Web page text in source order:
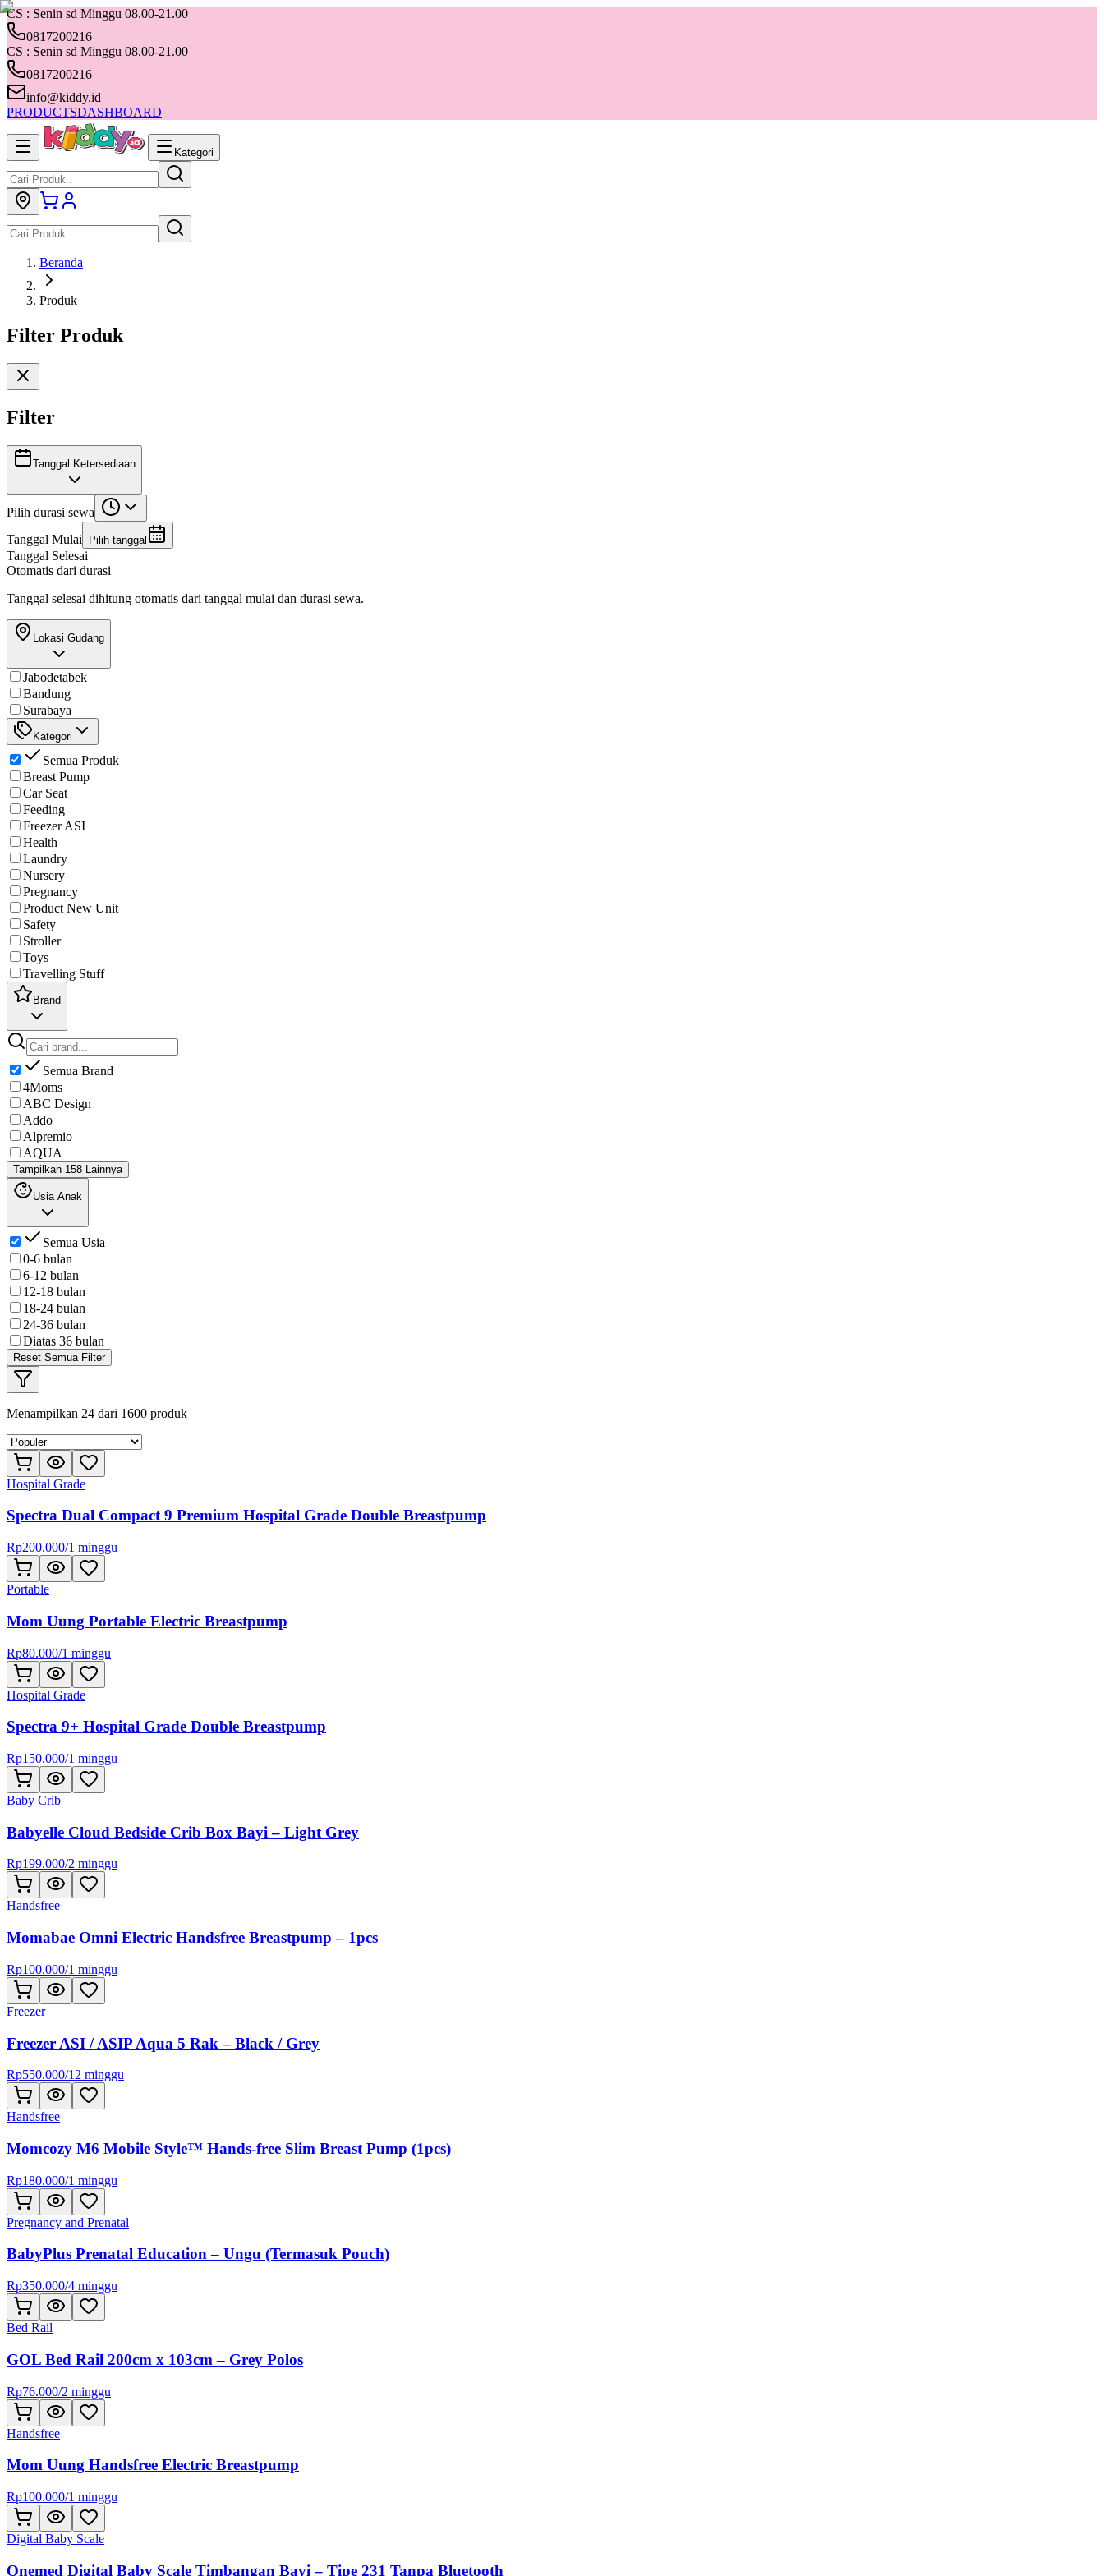
CS : Senin sd Minggu 08.00-21.00
0817200216
CS : Senin sd Minggu 08.00-21.00
0817200216
info@kiddy.id
PRODUCTSDASHBOARD
Kategori
Beranda
Produk
Filter Produk
Filter
Tanggal Ketersediaan
Pilih durasi sewa
Tanggal Mulai
Pilih tanggal
Tanggal Selesai
Otomatis dari durasi
Tanggal selesai dihitung otomatis dari tanggal mulai dan durasi sewa.
Lokasi Gudang
Jabodetabek
Bandung
Surabaya
Kategori
Semua Produk
Breast Pump
Car Seat
Feeding
Freezer ASI
Health
Laundry
Nursery
Pregnancy
Product New Unit
Safety
Stroller
Toys
Travelling Stuff
Brand
Semua Brand
4Moms
ABC Design
Addo
Alpremio
AQUA
Tampilkan 158 Lainnya
Usia Anak
Semua Usia
0-6 bulan
6-12 bulan
12-18 bulan
18-24 bulan
24-36 bulan
Diatas 36 bulan
Reset Semua Filter
Menampilkan 24 dari 1600 produk
Hospital Grade
Spectra Dual Compact 9 Premium Hospital Grade Double Breastpump
Rp200.000/1 minggu
Portable
Mom Uung Portable Electric Breastpump
Rp80.000/1 minggu
Hospital Grade
Spectra 9+ Hospital Grade Double Breastpump
Rp150.000/1 minggu
Baby Crib
Babyelle Cloud Bedside Crib Box Bayi – Light Grey
Rp199.000/2 minggu
Handsfree
Momabae Omni Electric Handsfree Breastpump – 1pcs
Rp100.000/1 minggu
Freezer
Freezer ASI / ASIP Aqua 5 Rak – Black / Grey
Rp550.000/12 minggu
Handsfree
Momcozy M6 Mobile Style™ Hands-free Slim Breast Pump (1pcs)
Rp180.000/1 minggu
Pregnancy and Prenatal
BabyPlus Prenatal Education – Ungu (Termasuk Pouch)
Rp350.000/4 minggu
Bed Rail
GOL Bed Rail 200cm x 103cm – Grey Polos
Rp76.000/2 minggu
Handsfree
Mom Uung Handsfree Electric Breastpump
Rp100.000/1 minggu
Digital Baby Scale
Onemed Digital Baby Scale Timbangan Bayi – Tipe 231 Tanpa Bluetooth